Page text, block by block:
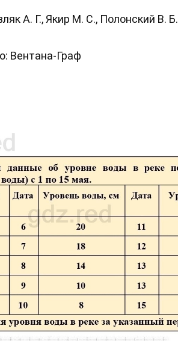
А. Г., Якир М. С., Полонский В. Б.
Вентана-Граф